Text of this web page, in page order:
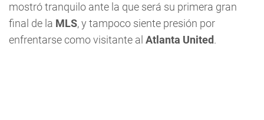
mostró tranquilo ante la que será su primera gran
final de la MLS, y tampoco siente presión por
enfrentarse como visitante al Atlanta United.